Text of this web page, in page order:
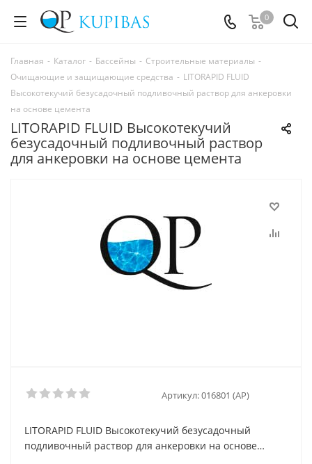
0
Главная - Каталог - Бассейны - Строительные материалы -
Очищающие и защищающие средства - LITORAPID FLUID
Высокотекучий безусадочный подливочный раствор для анкеровки
на основе цемента
LITORAPID FLUID Высокотекучий
безусадочный подливочный раствор
для анкеровки на основе цемента
Артикул:016801 (AP)
LITORAPID FLUID Высокотекучий безусадочный
подливочный раствор для анкеровки на основе